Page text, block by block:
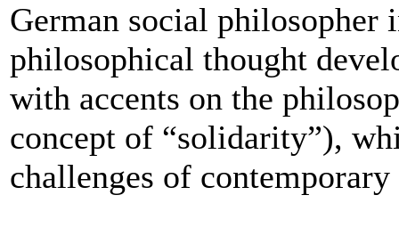
German social philosopher
philosophical thought
with accents on the
concept of “solidarity”),
challenges of